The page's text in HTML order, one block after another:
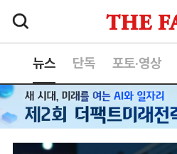
뉴스 단독 포토·영상